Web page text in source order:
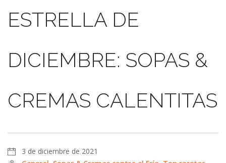
SEARCH SITE
ESTRELLA DE
DICIEMBRE: SOPAS &
CREMAS CALENTITAS
3 de diciembre de 2021